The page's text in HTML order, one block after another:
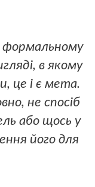
формальному
в якому
це і є мета.
не спосіб
або щось у
його для